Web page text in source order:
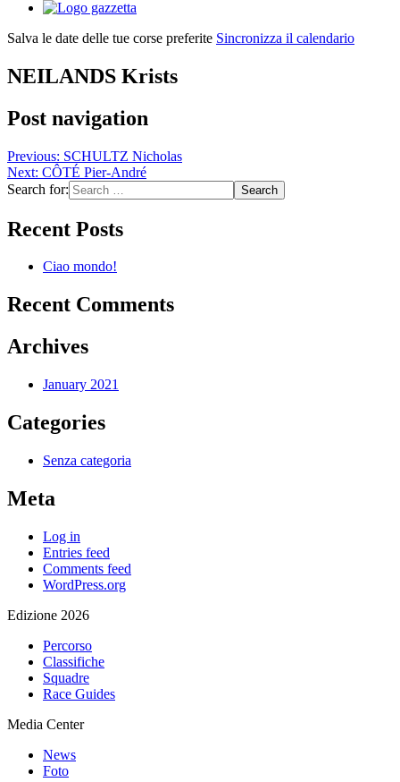
Salva le date delle tue corse preferite Sincronizza il calendario
NEILANDS Krists
Post navigation
Previous: SCHULTZ Nicholas
Next: CÔTÉ Pier-André
Search for:
Recent Posts
Ciao mondo!
Recent Comments
Archives
January 2021
Categories
Senza categoria
Meta
Log in
Entries feed
Comments feed
WordPress.org
Edizione 2026
Percorso
Classifiche
Squadre
Race Guides
Media Center
News
Foto